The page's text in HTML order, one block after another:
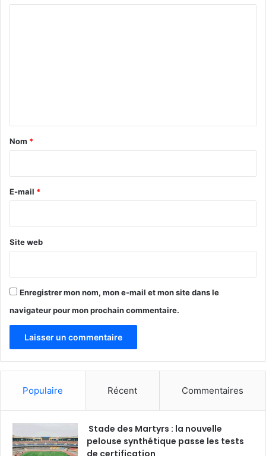
a
e
Nom *
E-mail *
Site web
Enregistrer mon nom, mon e-mail et mon site dans le
navigateur pour mon prochain commentaire.
Populaire Récent Commentaires
Stade des Martyrs : la nouvelle
pelouse synthétique passe les tests
de certification